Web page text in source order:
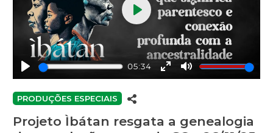
Play
05:34
EnterMute
Play
PRODUÇÕES ESPECIAIS
Projeto Ìbátan resgata a genealogia